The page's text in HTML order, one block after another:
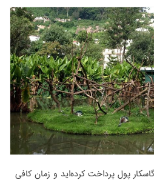
پول پرداخت کرده‌اید و زمان کافی